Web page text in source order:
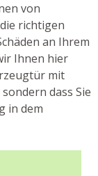
von
richtigen
an Ihrem
Ihnen hier
mit
dass Sie
in dem